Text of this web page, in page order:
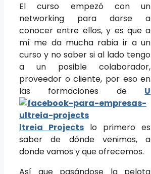
El curso empezó con un
networking para darse a
conocer entre ellos, y es que a
mí me da mucha rabia ir a un
curso y no saber si al lado tengo
a un posible colaborador,
proveedor o cliente, por eso en
las formaciones de U
ltreia Projects lo primero es
saber de dónde venimos, a
donde vamos y que ofrecemos.